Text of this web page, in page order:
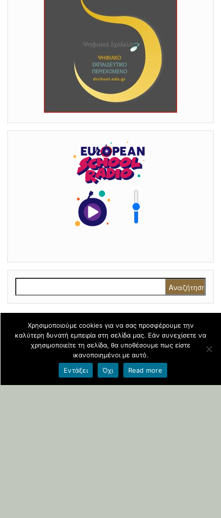
Αναζήτηση για:
Φιλοξενείται στοblogs.sch.gr |Θέμα βασισμένο στο
Head Blog
Όροι χρήσης blogs.sch.gr|Δήλωση προσβασιμότητας
Χρησιμοποιούμε cookies για να σας προσφέρουμε την
καλύτερη δυνατή εμπειρία στη σελίδα μας. Εάν συνεχίσετε να
χρησιμοποιείτε τη σελίδα, θα υποθέσουμε πως είστε
ικανοποιημένοι με αυτό.
Εντάξει
Όχι Read more